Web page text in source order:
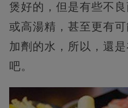
煲好的，但是有些不
或高湯精，甚至更有
加劑的水，所以，還
吧。